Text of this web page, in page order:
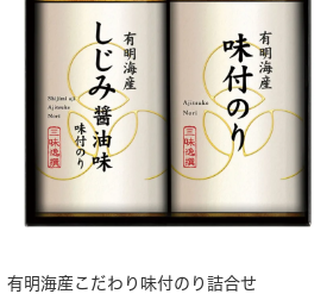
有明海産こだわり味付のり詰合せ